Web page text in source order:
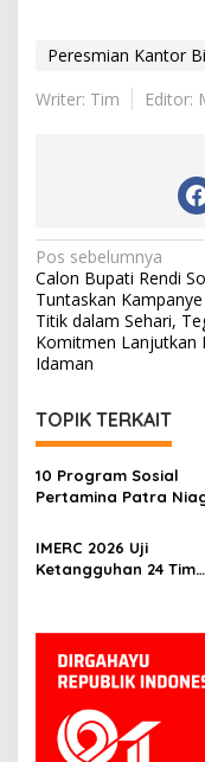
Peresmian Kantor
Writer: Tim
Editor:
Navigasi
pos
Pos sebelumnya
Calon Bupati Rendi
Tuntaskan
Titik dalam Sehari,
Komitmen Lanjutkan
Idaman
TOPIK TERKAIT
10 Program Sosial
Pertamina Patra
Penghargaan ISRA
IMERC 2026 Uji
Ketangguhan 24 Tim